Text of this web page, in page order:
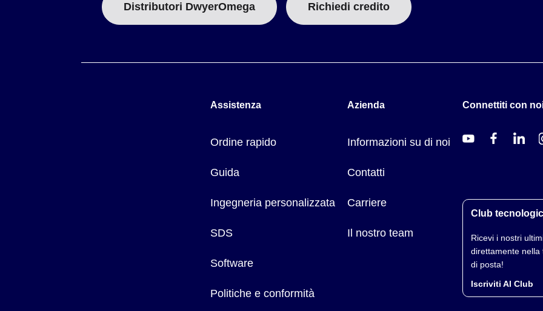
Distributori DwyerOmega Richiedi credito
Assistenza
Ordine rapido
Guida
Ingegneria personalizzata
SDS
Software
Politiche e conformità
Azienda
Informazioni su di noi
Contatti
Carriere
Il nostro team
Connettiti con
Club
Ricevi i nostri
direttamente nella
di posta!
Iscriviti Al Club